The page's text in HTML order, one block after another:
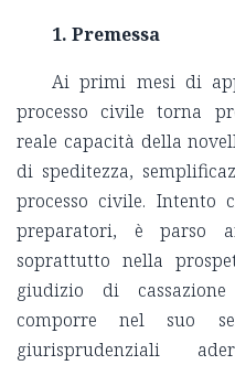
1. Premessa
Ai primi mesi di
processo civile torna
reale capacità della
di speditezza,
processo civile.
preparatori, è parso
soprattutto nella
giudizio di
comporre nel suo
giurisprudenziali